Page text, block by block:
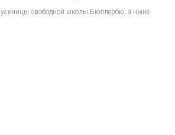
свободной школы Бюллербю, а ныне